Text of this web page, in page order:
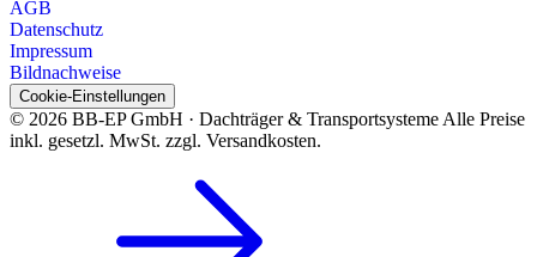
AGB
Datenschutz
Impressum
Bildnachweise
Cookie-Einstellungen
© 2026 BB-EP GmbH · Dachträger & Transportsysteme Alle Preise
inkl. gesetzl. MwSt. zzgl. Versandkosten.